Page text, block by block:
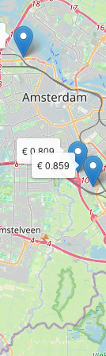
€ 0.809
€ 0.859